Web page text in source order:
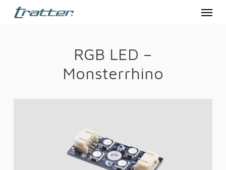
Skip
Menu
RGB LED –
Monsterrhino